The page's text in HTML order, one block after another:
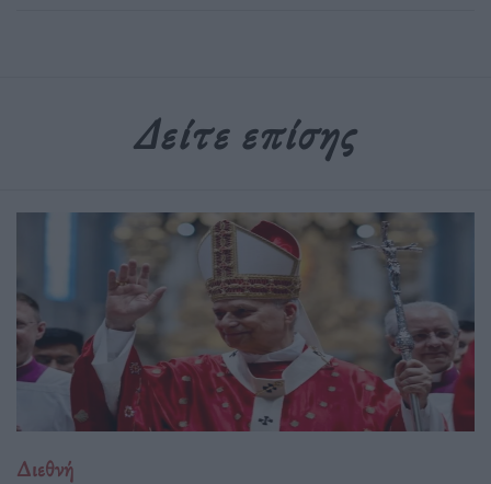
Δείτε επίσης
Διεθνή